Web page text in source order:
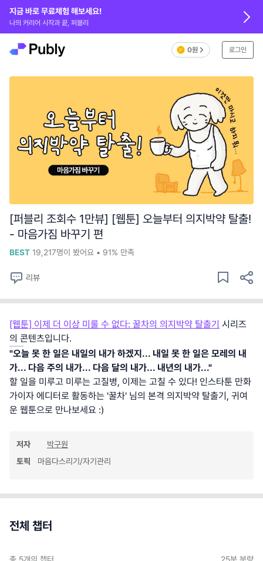
0원 로그인
지금 바로 무료체험 해보세요!
나의 커리어 시작과 끝, 퍼블리
[퍼블리 조회수 1만뷰] [웹툰] 오늘부터 의지박약 탈출!
- 마음가짐 바꾸기 편
BEST 19,217명이 봤어요 • 91% 만족
리뷰
[웹툰] 이제 더 이상 미룰 수 없다: 꿀차의 의지박약 탈출기 시리즈
의 콘텐츠입니다.
"오늘 못 한 일은 내일의 내가 하겠지... 내일 못 한 일은 모레의 내
가... 다음 주의 내가... 다음 달의 내가... 내년의 내가..."
할 일을 미루고 미루는 고질병, 이제는 고칠 수 있다! 인스타툰 만화
가이자 에디터로 활동하는 '꿀차' 님의 본격 의지박약 탈출기, 귀여
운 웹툰으로 만나보세요 :)
저자
박구원
토픽
마음다스리기/자기관리
전체 챕터